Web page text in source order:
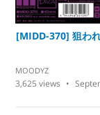
[MIDD-370] 狙わ
MOODYZ
3,625 views